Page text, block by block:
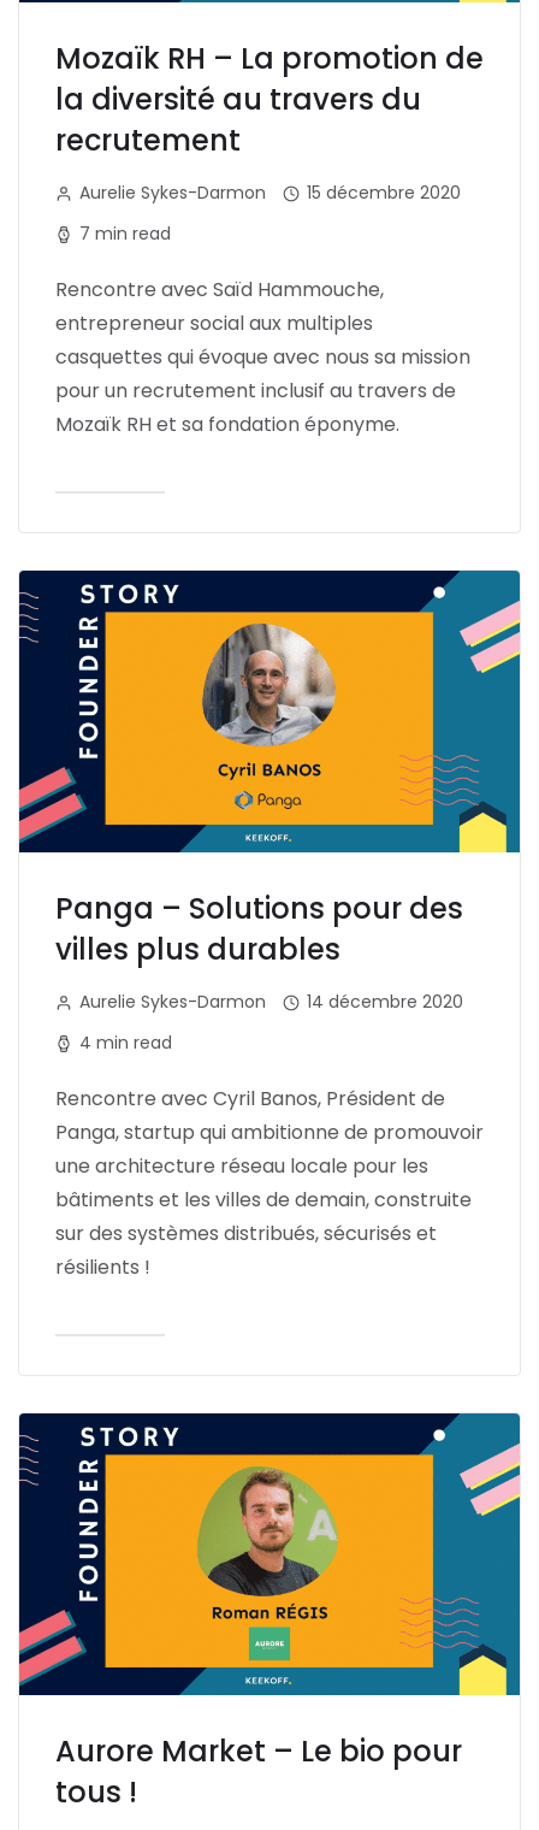
Mozaïk RH – La promotion de
la diversité au travers du
recrutement
Aurelie Sykes-Darmon
15 décembre 2020
7 min read
Rencontre avec Saïd Hammouche,
entrepreneur social aux multiples
casquettes qui évoque avec nous sa mission
pour un recrutement inclusif au travers de
Mozaïk RH et sa fondation éponyme.
Panga – Solutions pour des
villes plus durables
Aurelie Sykes-Darmon
14 décembre 2020
4 min read
Rencontre avec Cyril Banos, Président de
Panga, startup qui ambitionne de promouvoir
une architecture réseau locale pour les
bâtiments et les villes de demain, construite
sur des systèmes distribués, sécurisés et
résilients !
Aurore Market – Le bio pour
tous !